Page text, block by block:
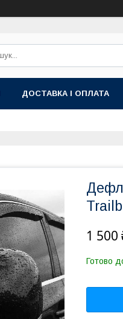
ДОСТАВКА І ОПЛАТА
1
Готово